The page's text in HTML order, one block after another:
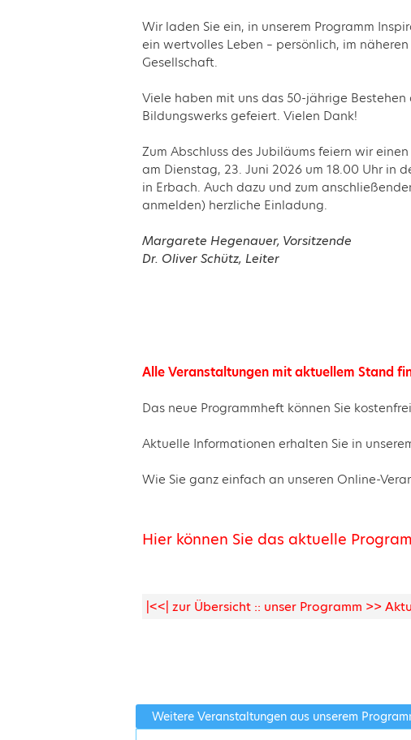
Wir laden Sie ein, in unserem Programm
ein wertvolles Leben – persönlich, im
Gesellschaft.
Viele haben mit uns das 50-jährige Bestehen
Bildungswerks gefeiert. Vielen Dank!
Zum Abschluss des Jubiläums feiern wir
am Dienstag, 23. Juni 2026 um 18.00 Uhr in
in Erbach. Auch dazu und zum
anmelden) herzliche Einladung.
Margarete Hegenauer, Vorsitzende
Dr. Oliver Schütz, Leiter
Alle Veranstaltungen mit aktuellem Stand
Das neue Programmheft können Sie
Aktuelle Informationen erhalten Sie in
Wie Sie ganz einfach an unseren Online-
Hier können Sie das aktuelle
|<<| zur Übersicht :: unser Programm >>
Weitere Veranstaltungen aus unserem